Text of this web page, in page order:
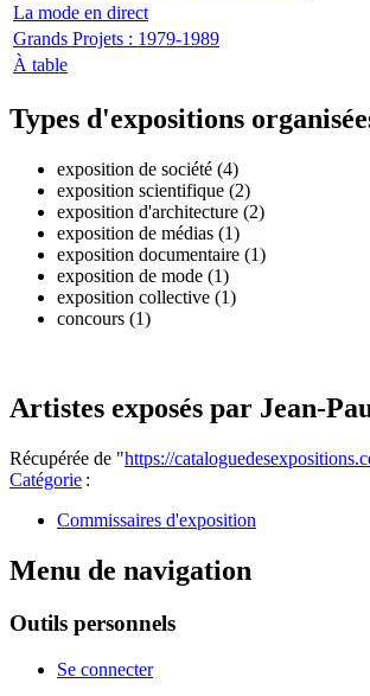
La mode en direct
Grands Projets : 1979-1989
À table
Types d'expositions
exposition de société (4)
exposition scientifique (2)
exposition d'architecture (2)
exposition de médias (1)
exposition documentaire (1)
exposition de mode (1)
exposition collective (1)
concours (1)
Artistes exposés par Jean-
Récupérée de "https://
Catégorie :
Commissaires d'exposition
Menu de navigation
Outils personnels
Se connecter